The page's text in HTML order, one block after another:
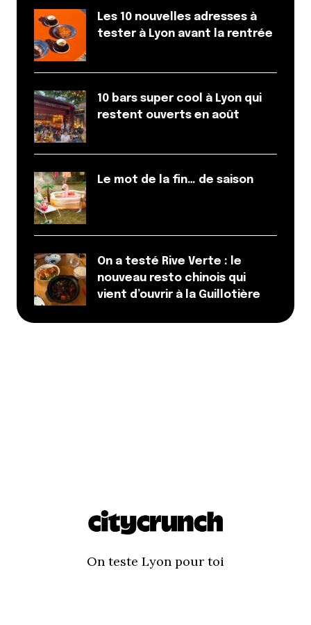
Les 10 nouvelles adresses à
tester à Lyon avant la rentrée
10 bars super cool à Lyon qui
restent ouverts en août
Le mot de la fin… de saison
On a testé Rive Verte : le
nouveau resto chinois qui
vient d’ouvrir à la Guillotière
On teste Lyon pour toi